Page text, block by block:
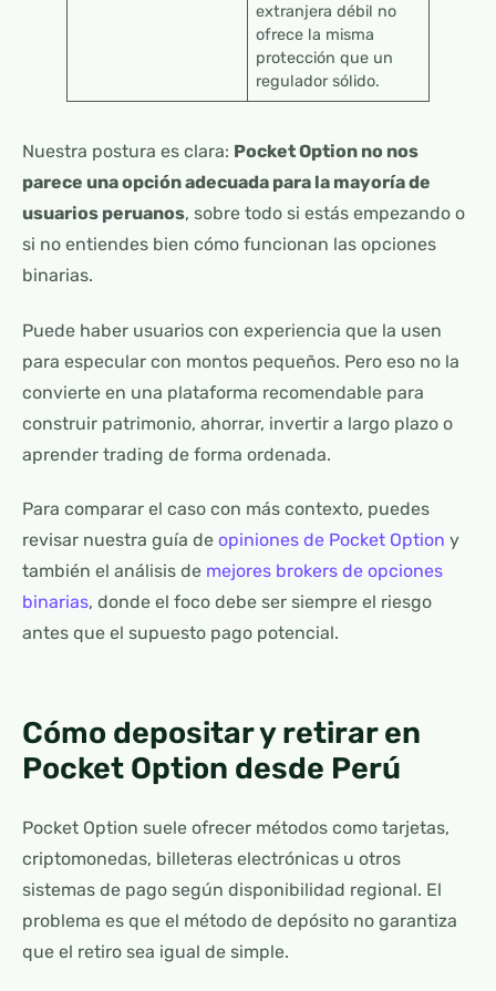
extranjera débil no
ofrece la misma
protección que un
regulador sólido.
Nuestra postura es clara: Pocket Option no nos
parece una opción adecuada para la mayoría de
usuarios peruanos, sobre todo si estás empezando o
si no entiendes bien cómo funcionan las opciones
binarias.
Puede haber usuarios con experiencia que la usen
para especular con montos pequeños. Pero eso no la
convierte en una plataforma recomendable para
construir patrimonio, ahorrar, invertir a largo plazo o
aprender trading de forma ordenada.
Para comparar el caso con más contexto, puedes
revisar nuestra guía de opiniones de Pocket Option y
también el análisis de mejores brokers de opciones
binarias, donde el foco debe ser siempre el riesgo
antes que el supuesto pago potencial.
Cómo depositar y retirar en
Pocket Option desde Perú
Pocket Option suele ofrecer métodos como tarjetas,
criptomonedas, billeteras electrónicas u otros
sistemas de pago según disponibilidad regional. El
problema es que el método de depósito no garantiza
que el retiro sea igual de simple.